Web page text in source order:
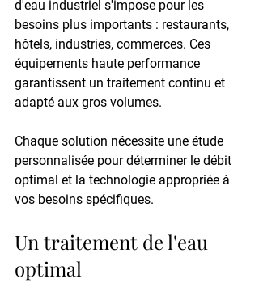
d'eau industriel s'impose pour les
besoins plus importants : restaurants,
hôtels, industries, commerces. Ces
équipements haute performance
garantissent un traitement continu et
adapté aux gros volumes.
Chaque solution nécessite une étude
personnalisée pour déterminer le débit
optimal et la technologie appropriée à
vos besoins spécifiques.
Un traitement de l'eau
optimal